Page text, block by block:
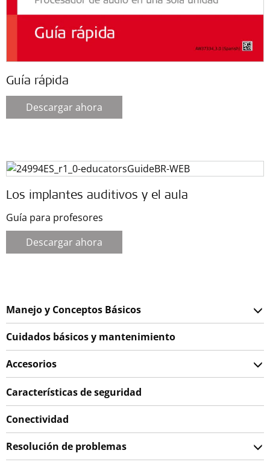
Guía rápida
Descargar ahora
Los implantes auditivos y el aula
Guía para profesores
Descargar ahora
Manejo y Conceptos Básicos
Cuidados básicos y mantenimiento
Accesorios
Características de seguridad
Conectividad
Resolución de problemas